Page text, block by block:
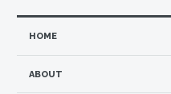
HOME
ABOUT